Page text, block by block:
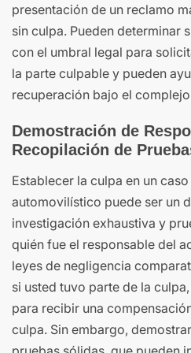
presentación de un reclamo
sin culpa. Pueden determinar
con el umbral legal para
la parte culpable y pueden
recuperación bajo el
Demostración de
Recopilación de
Establecer la culpa en un
automovilístico puede ser un
investigación exhaustiva y
quién fue el responsable del
leyes de negligencia
si usted tuvo parte de la
para recibir una
culpa. Sin embargo,